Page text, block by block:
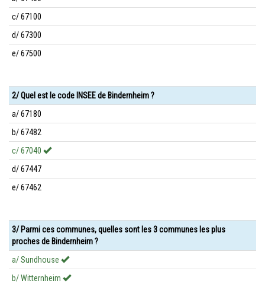
c/ 67100
d/ 67300
e/ 67500
2/ Quel est le code INSEE de Bindernheim ?
a/ 67180
b/ 67482
c/ 67040
d/ 67447
e/ 67462
3/ Parmi ces communes, quelles sont les 3 communes les plus
proches de Bindernheim ?
a/ Sundhouse
b/ Witternheim